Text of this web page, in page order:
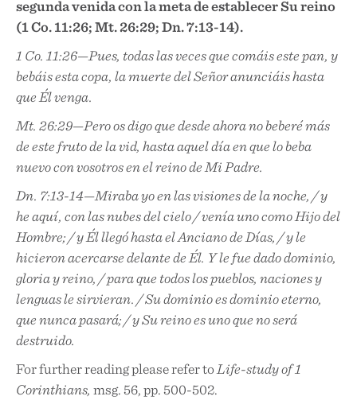
segunda venida con la meta de establecer Su reino
(1 Co. 11:26; Mt. 26:29; Dn. 7:13-14).
1 Co. 11:26—Pues, todas las veces que comáis este pan, y
bebáis esta copa, la muerte del Señor anunciáis hasta
que Él venga.
Mt. 26:29—Pero os digo que desde ahora no beberé más
de este fruto de la vid, hasta aquel día en que lo beba
nuevo con vosotros en el reino de Mi Padre.
Dn. 7:13-14—Miraba yo en las visiones de la noche, / y
he aquí, con las nubes del cielo / venía uno como Hijo del
Hombre; / y Él llegó hasta el Anciano de Días, / y le
hicieron acercarse delante de Él. Y le fue dado dominio,
gloria y reino, / para que todos los pueblos, naciones y
lenguas le sirvieran. / Su dominio es dominio eterno,
que nunca pasará; / y Su reino es uno que no será
destruido.
For further reading please refer to Life-study of 1
Corinthians, msg. 56, pp. 500-502.